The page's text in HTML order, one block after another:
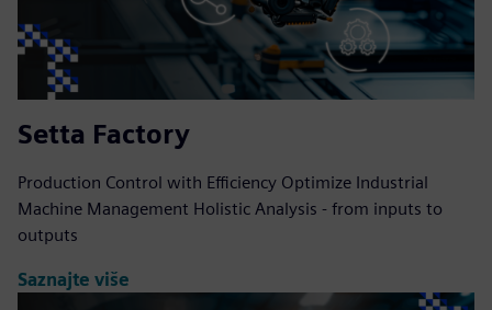
Setta Factory
Production Control with Efficiency Optimize Industrial
Machine Management Holistic Analysis - from inputs to
outputs
Saznajte više